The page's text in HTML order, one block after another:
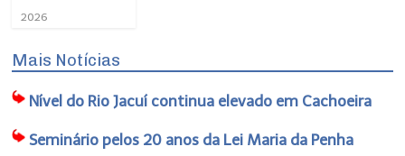
2026
Mais Notícias
Nível do Rio Jacuí continua elevado em Cachoeira
Seminário pelos 20 anos da Lei Maria da Penha